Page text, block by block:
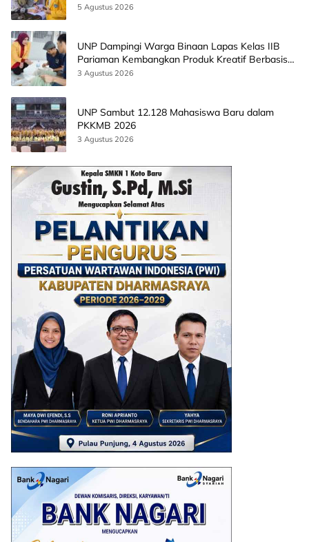
5 Agustus 2026
UNP Dampingi Warga Binaan Lapas Kelas IIB
Pariaman Kembangkan Produk Kreatif Berbasis
AI
3 Agustus 2026
UNP Sambut 12.128 Mahasiswa Baru dalam
PKKMB 2026
3 Agustus 2026